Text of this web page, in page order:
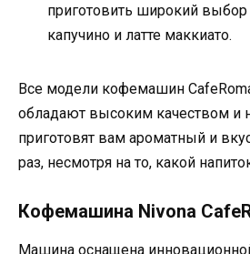
приготовить широкий
капучино и латте маккиато.
Все модели кофемашин
обладают высоким качеством и
приготовят вам ароматный и
раз, несмотря на то, какой
Кофемашина Nivona
Машина оснащена